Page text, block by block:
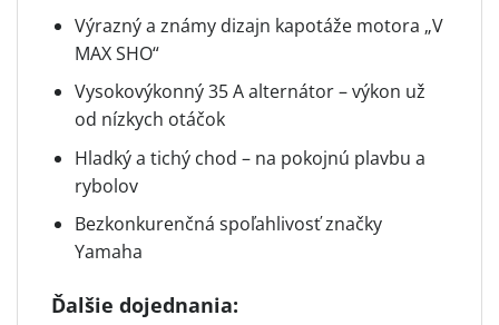
Výrazný a známy dizajn kapotáže motora „V
MAX SHO“
Vysokovýkonný 35 A alternátor – výkon už
od nízkych otáčok
Hladký a tichý chod – na pokojnú plavbu a
rybolov
Bezkonkurenčná spoľahlivosť značky
Yamaha
Ďalšie dojednania: